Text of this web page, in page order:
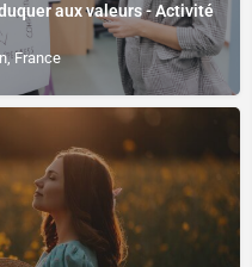
aux valeurs - Activité
France